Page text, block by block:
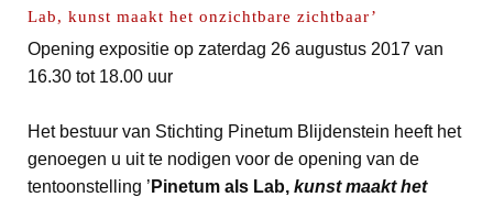
Lab, kunst maakt het onzichtbare zichtbaar’
Opening expositie op zaterdag 26 augustus 2017 van
16.30 tot 18.00 uur
Het bestuur van Stichting Pinetum Blijdenstein heeft het
genoegen u uit te nodigen voor de opening van de
tentoonstelling ’ Pinetum als Lab, kunst maakt het